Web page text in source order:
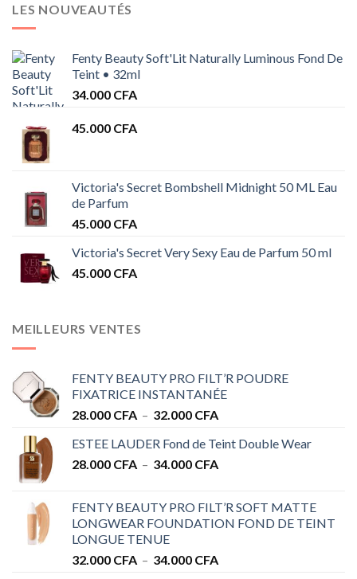
LES NOUVEAUTÉS
Fenty Beauty Soft'Lit Naturally Luminous Fond De
Teint • 32ml
34.000 CFA
45.000 CFA
Victoria's Secret Bombshell Midnight 50 ML Eau
de Parfum
45.000 CFA
Victoria's Secret Very Sexy Eau de Parfum 50 ml
45.000 CFA
MEILLEURS VENTES
FENTY BEAUTY PRO FILT’R POUDRE
FIXATRICE INSTANTANÉE
28.000 CFA – 32.000 CFA
prix :
28.000 CFA
ESTEE LAUDER Fond de Teint Double Wear
28.000 CFA – 34.000 CFA
28.000 CFA
à
FENTY BEAUTY PRO FILT’R SOFT MATTE
LONGWEAR FOUNDATION FOND DE TEINT
LONGUE TENUE
32.000 CFA – 34.000 CFA